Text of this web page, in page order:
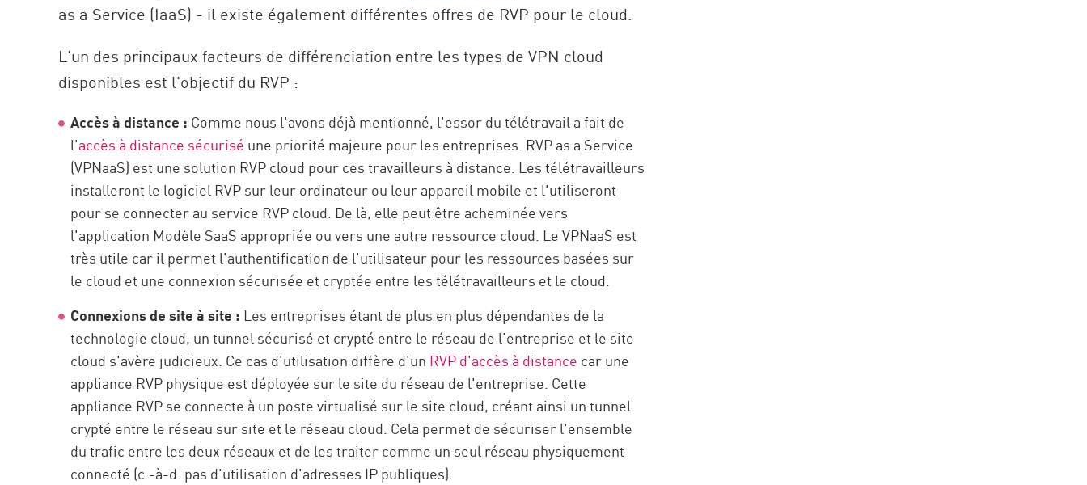
as a Service (IaaS) - il existe également différentes offres de RVP pour le cloud.
L'un des principaux facteurs de différenciation entre les types de VPN cloud
disponibles est l'objectif du RVP :
Accès à distance : Comme nous l'avons déjà mentionné, l'essor du télétravail a fait de
l'accès à distance sécurisé une priorité majeure pour les entreprises. RVP as a Service
(VPNaaS) est une solution RVP cloud pour ces travailleurs à distance. Les télétravailleurs
installeront le logiciel RVP sur leur ordinateur ou leur appareil mobile et l'utiliseront
pour se connecter au service RVP cloud. De là, elle peut être acheminée vers
l'application Modèle SaaS appropriée ou vers une autre ressource cloud. Le VPNaaS est
très utile car il permet l'authentification de l'utilisateur pour les ressources basées sur
le cloud et une connexion sécurisée et cryptée entre les télétravailleurs et le cloud.
Connexions de site à site : Les entreprises étant de plus en plus dépendantes de la
technologie cloud, un tunnel sécurisé et crypté entre le réseau de l'entreprise et le site
cloud s'avère judicieux. Ce cas d'utilisation diffère d'un RVP d'accès à distance car une
appliance RVP physique est déployée sur le site du réseau de l'entreprise. Cette
appliance RVP se connecte à un poste virtualisé sur le site cloud, créant ainsi un tunnel
crypté entre le réseau sur site et le réseau cloud. Cela permet de sécuriser l'ensemble
du trafic entre les deux réseaux et de les traiter comme un seul réseau physiquement
connecté (c.-à-d. pas d'utilisation d'adresses IP publiques).